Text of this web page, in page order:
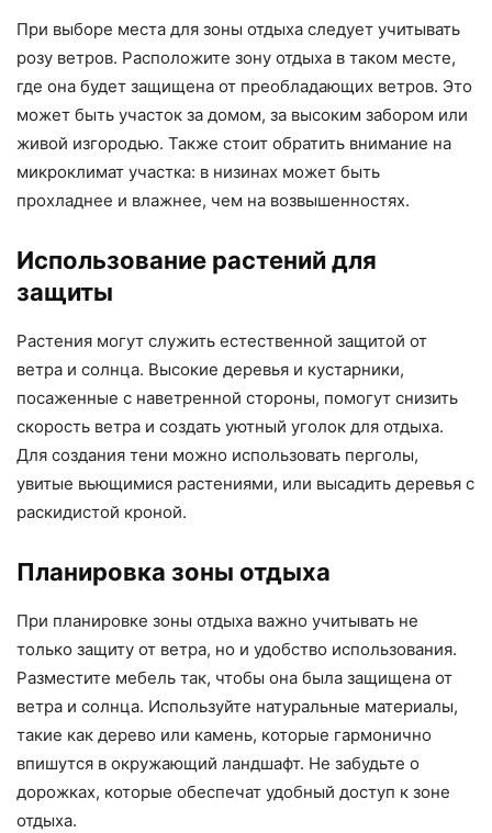
При выборе места для зоны отдыха следует учитывать
розу ветров. Расположите зону отдыха в таком месте,
где она будет защищена от преобладающих ветров. Это
может быть участок за домом, за высоким забором или
живой изгородью. Также стоит обратить внимание на
микроклимат участка: в низинах может быть
прохладнее и влажнее, чем на возвышенностях.
Использование растений для
защиты
Растения могут служить естественной защитой от
ветра и солнца. Высокие деревья и кустарники,
посаженные с наветренной стороны, помогут снизить
скорость ветра и создать уютный уголок для отдыха.
Для создания тени можно использовать перголы,
увитые вьющимися растениями, или высадить деревья с
раскидистой кроной.
Планировка зоны отдыха
При планировке зоны отдыха важно учитывать не
только защиту от ветра, но и удобство использования.
Разместите мебель так, чтобы она была защищена от
ветра и солнца. Используйте натуральные материалы,
такие как дерево или камень, которые гармонично
впишутся в окружающий ландшафт. Не забудьте о
дорожках, которые обеспечат удобный доступ к зоне
отдыха.